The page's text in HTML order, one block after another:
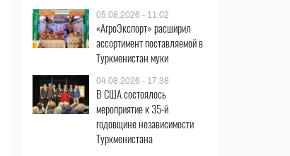
05.08.2026 - 11:02
«АгроЭкспорт» расширил
ассортимент поставляемой в
Туркменистан муки
04.08.2026 - 17:38
В США состоялось
мероприятие к 35-й
годовщине независимости
Туркменистана